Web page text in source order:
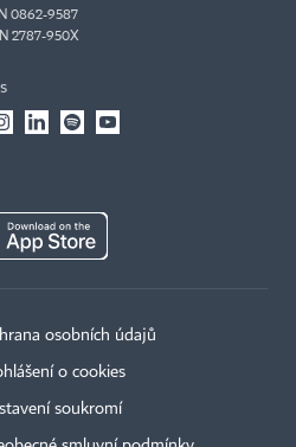
0862-9587
2787-950X
osobních údajů
o cookies
soukromí